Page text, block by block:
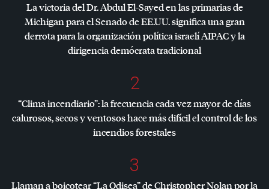
La victoria del Dr. Abdul El-Sayed en las primarias de
Michigan para el Senado de EE.UU. significa una gran
derrota para la organización política israelíAIPACy la
dirigencia demócrata tradicional
2
“Clima incendiario”: la frecuencia cada vez mayor de días
calurosos, secos y ventosos hace más difícil el control de los
incendios forestales
3
Llaman a boicotear “La Odisea” de Christopher Nolan por la